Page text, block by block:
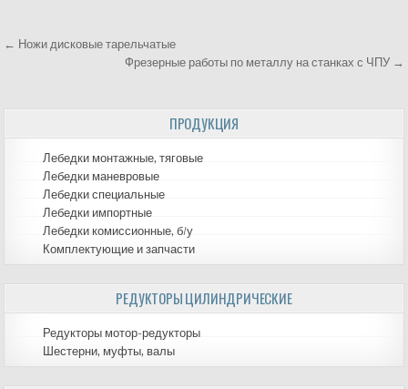
ПРОДУКЦИЯ
Лебедки монтажные, тяговые
Лебедки маневровые
Лебедки специальные
Лебедки импортные
Лебедки комиссионные, б/у
Комплектующие и запчасти
РЕДУКТОРЫ ЦИЛИНДРИЧЕСКИЕ
Редукторы мотор-редукторы
Шестерни, муфты, валы
Навигация
← Ножи дисковые тарельчатые
Фрезерные работы по металлу на станках с ЧПУ →